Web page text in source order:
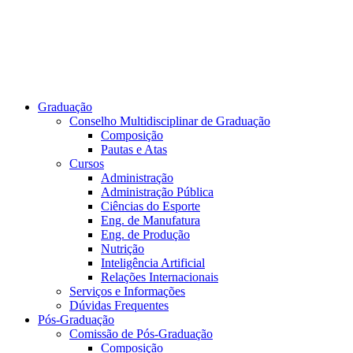
Graduação
Conselho Multidisciplinar de Graduação
Composição
Pautas e Atas
Cursos
Administração
Administração Pública
Ciências do Esporte
Eng. de Manufatura
Eng. de Produção
Nutrição
Inteligência Artificial
Relações Internacionais
Serviços e Informações
Dúvidas Frequentes
Pós-Graduação
Comissão de Pós-Graduação
Composição